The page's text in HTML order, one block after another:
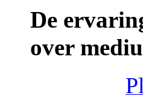
De
over